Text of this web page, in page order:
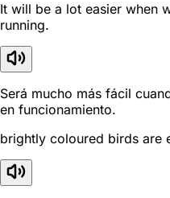
It will be a lot easier when
running.
Será mucho más fácil
en funcionamiento.
brightly coloured birds are